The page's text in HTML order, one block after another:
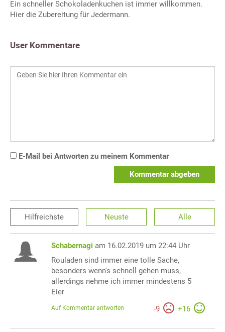
Ein schneller Schokoladenkuchen ist immer willkommen.
Hier die Zubereitung für Jedermann.
User Kommentare
E-Mail bei Antworten zu meinem Kommentar
Kommentar abgeben
Hilfreichste Neuste Alle
Schabernagi am 16.02.2019 um 22:44 Uhr
Rouladen sind immer eine tolle Sache,
besonders wenn's schnell gehen muss,
allerdings nehme ich immer mindestens 5
Eier
-9 +16
Auf Kommentar antworten